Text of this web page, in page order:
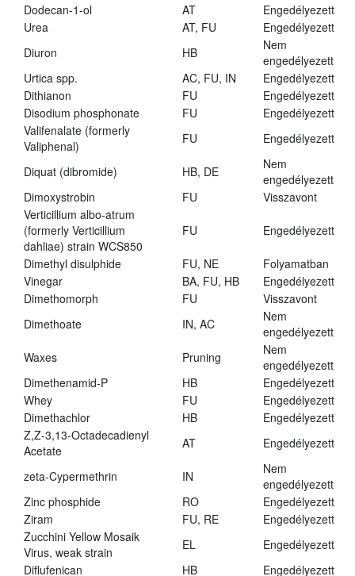
Dodecan-1-ol AT
Engedélyezett
Urea
AT, FU
Engedélyezett
Diuron
HB
Nem
engedélyezett
Urtica spp.
AC, FU, IN
Engedélyezett
Dithianon
FU
Engedélyezett
Disodium phosphonate
FU
Engedélyezett
Valifenalate (formerly
Valiphenal)
FU Engedélyezett
Diquat (dibromide) HB, DE
Nem
engedélyezett
Dimoxystrobin
FU
Visszavont
Verticillium albo-atrum
(formerly Verticillium
dahliae) strain WCS850
FU Engedélyezett
Dimethyl disulphide FU, NE
Folyamatban
Vinegar
BA, FU, HB
Engedélyezett
Dimethomorph
FU
Visszavont
Dimethoate
IN, AC
Nem
engedélyezett
Waxes
Pruning
Nem
engedélyezett
Dimethenamid-P
HB
Engedélyezett
Whey
FU
Engedélyezett
Dimethachlor
HB
Engedélyezett
Z,Z-3,13-Octadecadienyl
Acetate
AT Engedélyezett
zeta-Cypermethrin IN
Nem
engedélyezett
Zinc phosphide
RO
Engedélyezett
Ziram
FU, RE
Engedélyezett
Zucchini Yellow Mosaik
Virus, weak strain
EL
Engedélyezett
Diflufenican
HB Engedélyezett